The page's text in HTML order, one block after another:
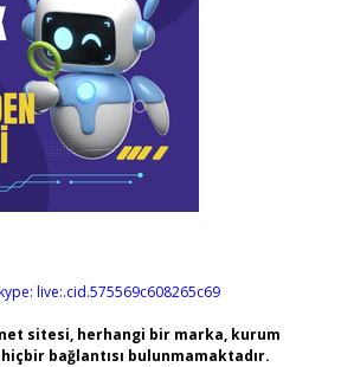
live:.cid.575569c608265c69
sitesi, herhangi bir marka, kurum
bağlantısı bulunmamaktadır.